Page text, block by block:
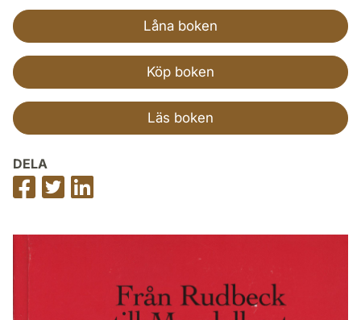
Låna boken
Köp boken
Läs boken
DELA
Dela
på
Dela
på
på